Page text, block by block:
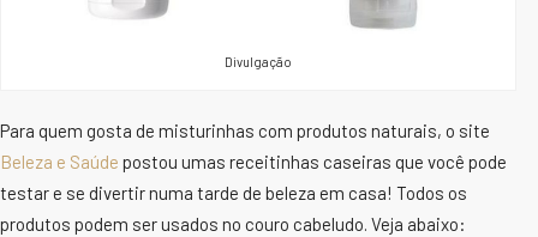
Divulgação
Para quem gosta de misturinhas com produtos naturais, o site
Beleza e Saúde postou umas receitinhas caseiras que você pode
testar e se divertir numa tarde de beleza em casa! Todos os
produtos podem ser usados no couro cabeludo. Veja abaixo: